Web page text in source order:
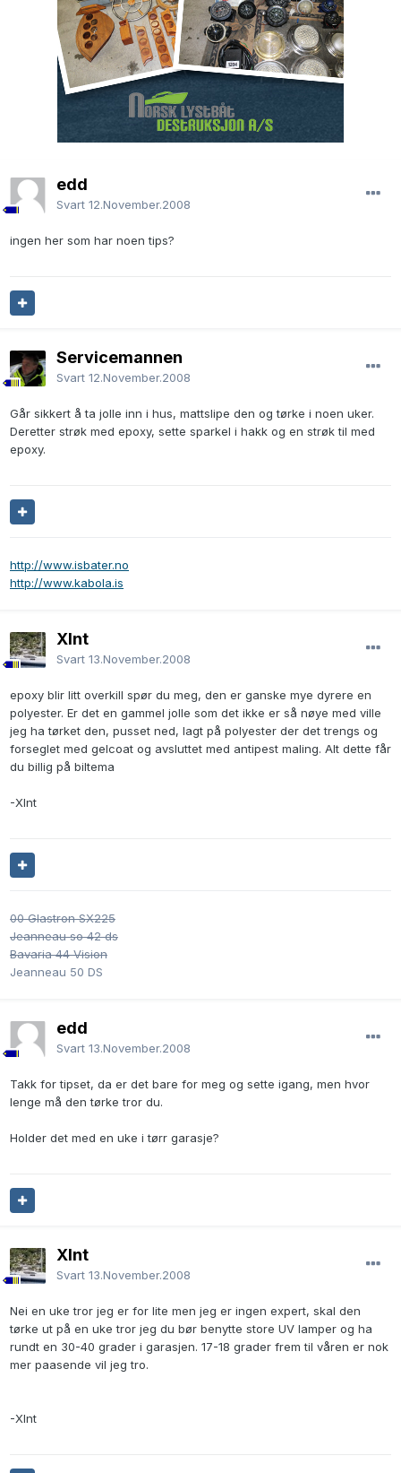
edd
Svart 12.November.2008
ingen her som har noen tips?
Servicemannen
Svart 12.November.2008
Går sikkert å ta jolle inn i hus, mattslipe den og tørke i noen uker.
Deretter strøk med epoxy, sette sparkel i hakk og en strøk til med
epoxy.
http://www.isbater.no
http://www.kabola.is
Xlnt
Svart 13.November.2008
epoxy blir litt overkill spør du meg, den er ganske mye dyrere en
polyester. Er det en gammel jolle som det ikke er så nøye med ville
jeg ha tørket den, pusset ned, lagt på polyester der det trengs og
forseglet med gelcoat og avsluttet med antipest maling. Alt dette får
du billig på biltema
-Xlnt
00 Glastron SX225
Jeanneau so 42 ds
Bavaria 44 Vision
Jeanneau 50 DS
edd
Svart 13.November.2008
Takk for tipset, da er det bare for meg og sette igang, men hvor
lenge må den tørke tror du.
Holder det med en uke i tørr garasje?
Xlnt
Svart 13.November.2008
Nei en uke tror jeg er for lite men jeg er ingen expert, skal den
tørke ut på en uke tror jeg du bør benytte store UV lamper og ha
rundt en 30-40 grader i garasjen. 17-18 grader frem til våren er nok
mer paasende vil jeg tro.
-Xlnt